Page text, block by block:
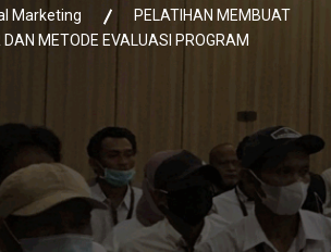
Marketing
PELATIHAN MEMBUAT
DAN METODE EVALUASI PROGRAM